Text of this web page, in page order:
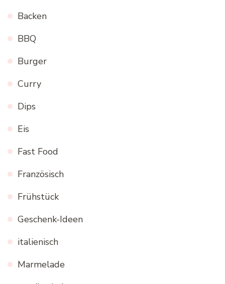
Backen
BBQ
Burger
Curry
Dips
Eis
Fast Food
Französisch
Frühstück
Geschenk-Ideen
italienisch
Marmelade